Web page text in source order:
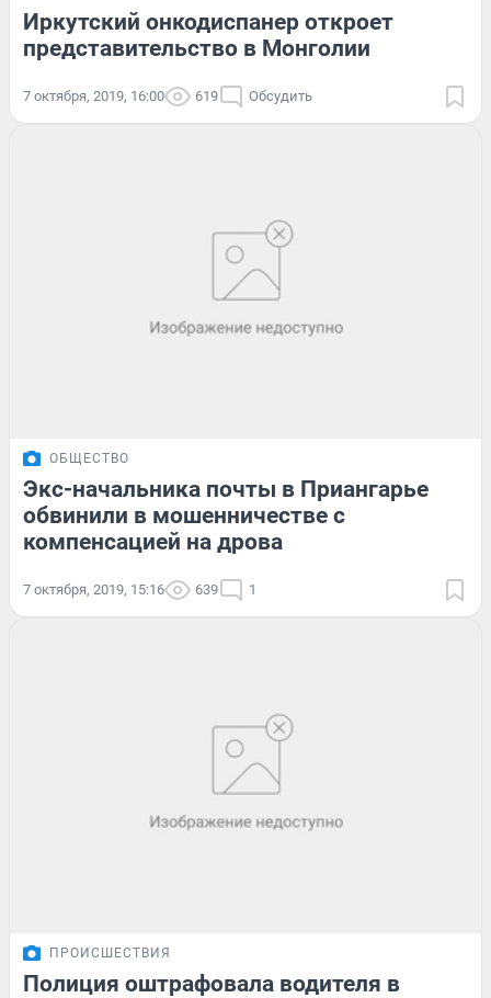
Иркутский онкодиспанер откроет
представительство в Монголии
7 октября, 2019, 16:00 619 Обсудить
ОБЩЕСТВО
Экс-начальника почты в Приангарье
обвинили в мошенничестве с
компенсацией на дрова
7 октября, 2019, 15:16 639 1
ПРОИСШЕСТВИЯ
Полиция оштрафовала водителя в